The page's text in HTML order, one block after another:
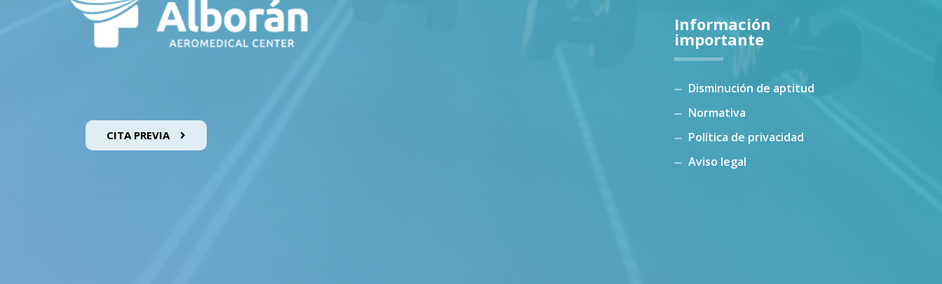
CITA PREVIA
Información
importante
Disminución de aptitud
Normativa
Política de privacidad
Aviso legal